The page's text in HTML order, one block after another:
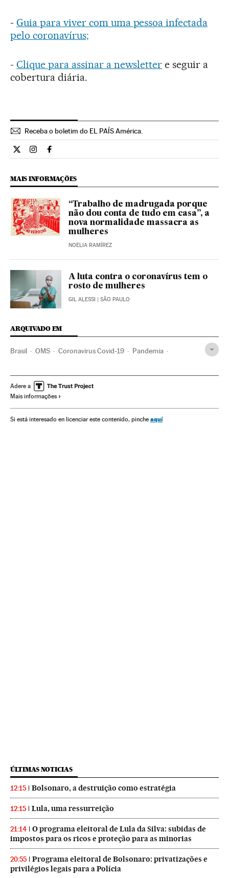
- Guia para viver com uma pessoa infectada
pelo coronavírus;
- Clique para assinar a newsletter e seguir a
cobertura diária.
Receba o boletim do EL PAÍS América.
Economia El País Brasil en Twitter
Economia El País Brasil en Instagram
Economia El País Brasil en Facebook
MAIS INFORMAÇÕES
“Trabalho de madrugada porque
não dou conta de tudo em casa”, a
nova normalidade massacra as
mulheres
NOELIA RAMÍREZ
A luta contra o coronavírus tem o
rosto de mulheres
GIL ALESSI | SÃO PAULO
ARQUIVADO EM
Brasil OMS Coronavirus Covid-19 Pandemia
Ministério Saúde OIT Taxa desemprego
Desemprego
Emprego feminino Emprego
Adere a
Mais informações
Si está interesado en licenciar este contenido, pinche aquí
ÚLTIMAS NOTICIAS
12:15 Bolsonaro, a destruição como estratégia
12:15 Lula, uma ressurreição
21:14
O programa eleitoral de Lula da Silva: subidas de
impostos para os ricos e proteção para as minorias
20:55
Programa eleitoral de Bolsonaro: privatizações e
privilégios legais para a Polícia